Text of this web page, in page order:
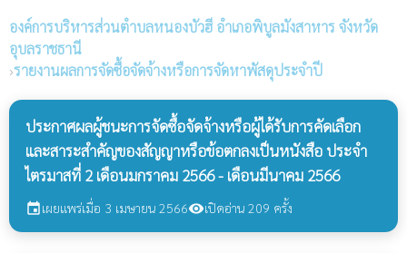
องค์การบริหารส่วนตำบลหนองบัวฮี อำเภอพิบูลมังสาหาร จังหวัด
อุบลราชธานี
›รายงานผลการจัดซื้อจัดจ้างหรือการจัดหาพัสดุประจำปี
ประกาศผลผู้ชนะการจัดซื้อจัดจ้างหรือผู้ได้รับการคัดเลือก
และสาระสำคัญของสัญญาหรือข้อตกลงเป็นหนังสือ ประจำ
ไตรมาสที่ 2 เดือนมกราคม 2566 - เดือนมีนาคม 2566
eventเผยแพร่เมื่อ 3 เมษายน 2566visibilityเปิดอ่าน 209 ครั้ง